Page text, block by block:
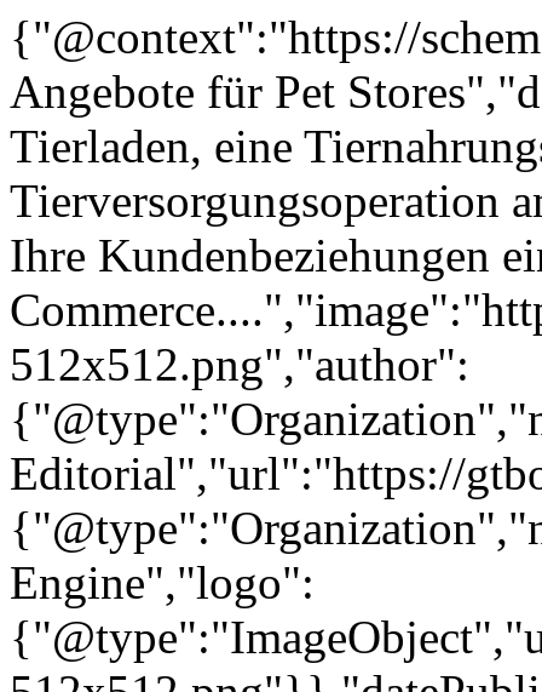
{"@context":"https://
Angebote für Pet
Tierladen, eine
Tierversorgungsoperation
Ihre Kundenbeziehungen
512x512.png","author":
Editorial","url":"https://
Engine","logo":